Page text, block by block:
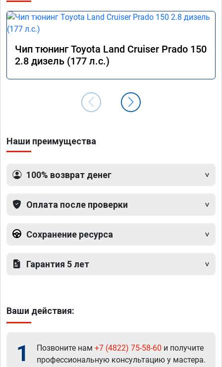
Чип тюнинг Toyota Land Cruiser Prado 150
2.8 дизель (177 л.с.)
Наши преимущества
100% возврат денег
Оплата после проверки
Сохранение ресурса
Гарантия 5 лет
Ваши действия:
1 Позвоните нам +7 (4822) 75-58-60 и получите
профессиональную консультацию у мастера.